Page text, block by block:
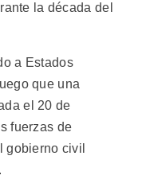
la década del
a Estados
que una
el 20 de
fuerzas de
gobierno civil